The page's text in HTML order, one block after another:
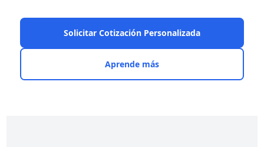
Solicitar Cotización Personalizada
Aprende más